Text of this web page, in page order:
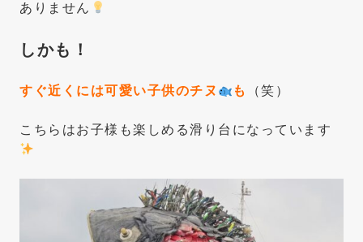
ありません
しかも！
すぐ近くには可愛い子供のチヌ も （笑）
こちらはお子様も楽しめる滑り台になっています